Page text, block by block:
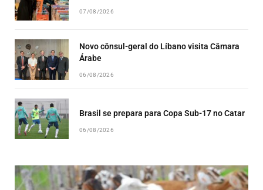
07/08/2026
Novo cônsul-geral do Líbano visita Câmara
Árabe
06/08/2026
Brasil se prepara para Copa Sub-17 no Catar
06/08/2026